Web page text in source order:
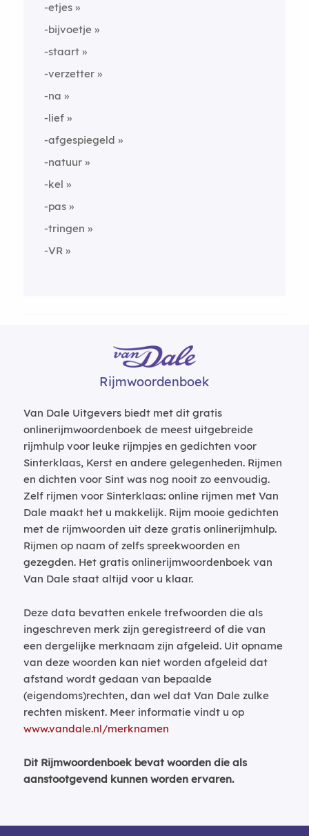
-etjes
-bijvoetje
-staart
-verzetter
-na
-lief
-afgespiegeld
-natuur
-kel
-pas
-tringen
-VR
Rijmwoordenboek
Van Dale Uitgevers biedt met dit gratis
onlinerijmwoordenboek de meest uitgebreide
rijmhulp voor leuke rijmpjes en gedichten voor
Sinterklaas, Kerst en andere gelegenheden. Rijmen
en dichten voor Sint was nog nooit zo eenvoudig.
Zelf rijmen voor Sinterklaas: online rijmen met Van
Dale maakt het u makkelijk. Rijm mooie gedichten
met de rijmwoorden uit deze gratis onlinerijmhulp.
Rijmen op naam of zelfs spreekwoorden en
gezegden. Het gratis onlinerijmwoordenboek van
Van Dale staat altijd voor u klaar.
Deze data bevatten enkele trefwoorden die als
ingeschreven merk zijn geregistreerd of die van
een dergelijke merknaam zijn afgeleid. Uit opname
van deze woorden kan niet worden afgeleid dat
afstand wordt gedaan van bepaalde
(eigendoms)rechten, dan wel dat Van Dale zulke
rechten miskent. Meer informatie vindt u op
www.vandale.nl/merknamen
Dit Rijmwoordenboek bevat woorden die als
aanstootgevend kunnen worden ervaren.